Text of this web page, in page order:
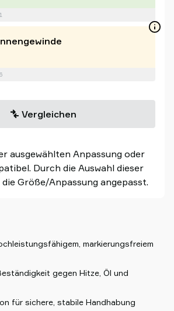
Vergleichen
ausgewählten Anpassung oder
Durch die Auswahl dieser
Größe/Anpassung angepasst.
markierungsfreiem
gegen Hitze, Öl und
für sichere, stabile Handhabung